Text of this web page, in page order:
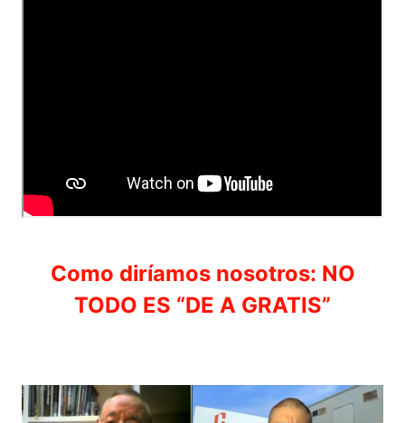
Como diríamos nosotros: NO
TODO ES “DE A GRATIS”